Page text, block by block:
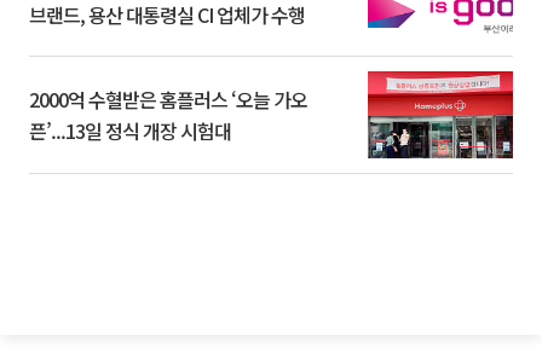
브랜드, 용산 대통령실 CI 업체가 수행
2000억 수혈받은 홈플러스 ‘오늘 가오
픈’...13일 정식 개장 시험대